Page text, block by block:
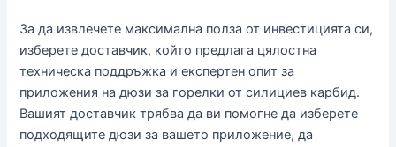
За да извлечете максимална полза от инвестицията си,
изберете доставчик, който предлага цялостна
техническа поддръжка и експертен опит за
приложения на дюзи за горелки от силициев карбид.
Вашият доставчик трябва да ви помогне да изберете
подходящите дюзи за вашето приложение, да